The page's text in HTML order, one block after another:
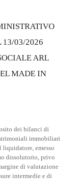
13/03/2026
ARL
MADE IN
dei bilanci di
immobiliari
emesso
dissolutorio, privo
di valutazione
intermedie e di